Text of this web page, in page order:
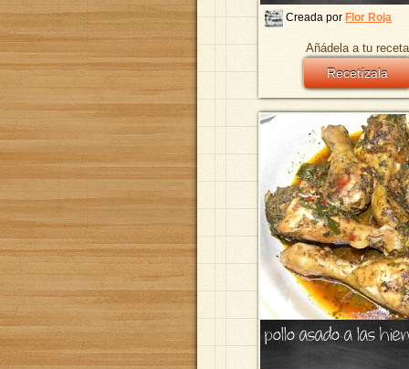
Creada por Flor Roja
Añádela a tu
Recetízala
pollo asado a las